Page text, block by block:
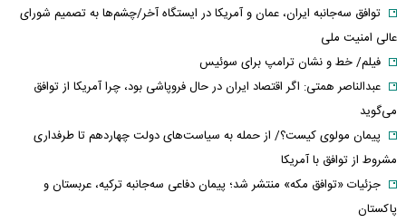
توافق سه‌جانبه ایران، عمان و آمریکا در ایستگاه آخر/چشم‌ها به تصمیم شورای
عالی امنیت ملی
فیلم/ خط و نشان ترامپ برای سوئیس
عبدالناصر همتی: اگر اقتصاد ایران در حال فروپاشی بود، چرا آمریکا از توافق
می‌گوید
پیمان مولوی کیست؟/ از حمله به سیاست‌های دولت چهاردهم تا طرفداری
مشروط از توافق با آمریکا
جزئیات «توافق مکه» منتشر شد؛ پیمان دفاعی سه‌جانبه ترکیه، عربستان و
پاکستان